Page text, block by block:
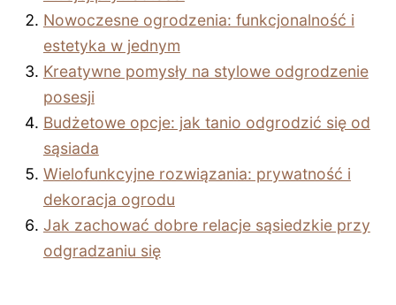
Nowoczesne ogrodzenia: funkcjonalność i
estetyka w jednym
Kreatywne pomysły na stylowe odgrodzenie
posesji
Budżetowe opcje: jak tanio odgrodzić się od
sąsiada
Wielofunkcyjne rozwiązania: prywatność i
dekoracja ogrodu
Jak zachować dobre relacje sąsiedzkie przy
odgradzaniu się